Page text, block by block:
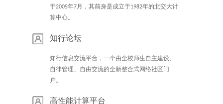
于2005年7月，其前身是成立于1982年的北交大计
算中心。
知行论坛
知行信息交流平台，一个由全校师生自主建设、
自律管理、自由交流的全新整合式网络社区门
户。
高性能计算平台